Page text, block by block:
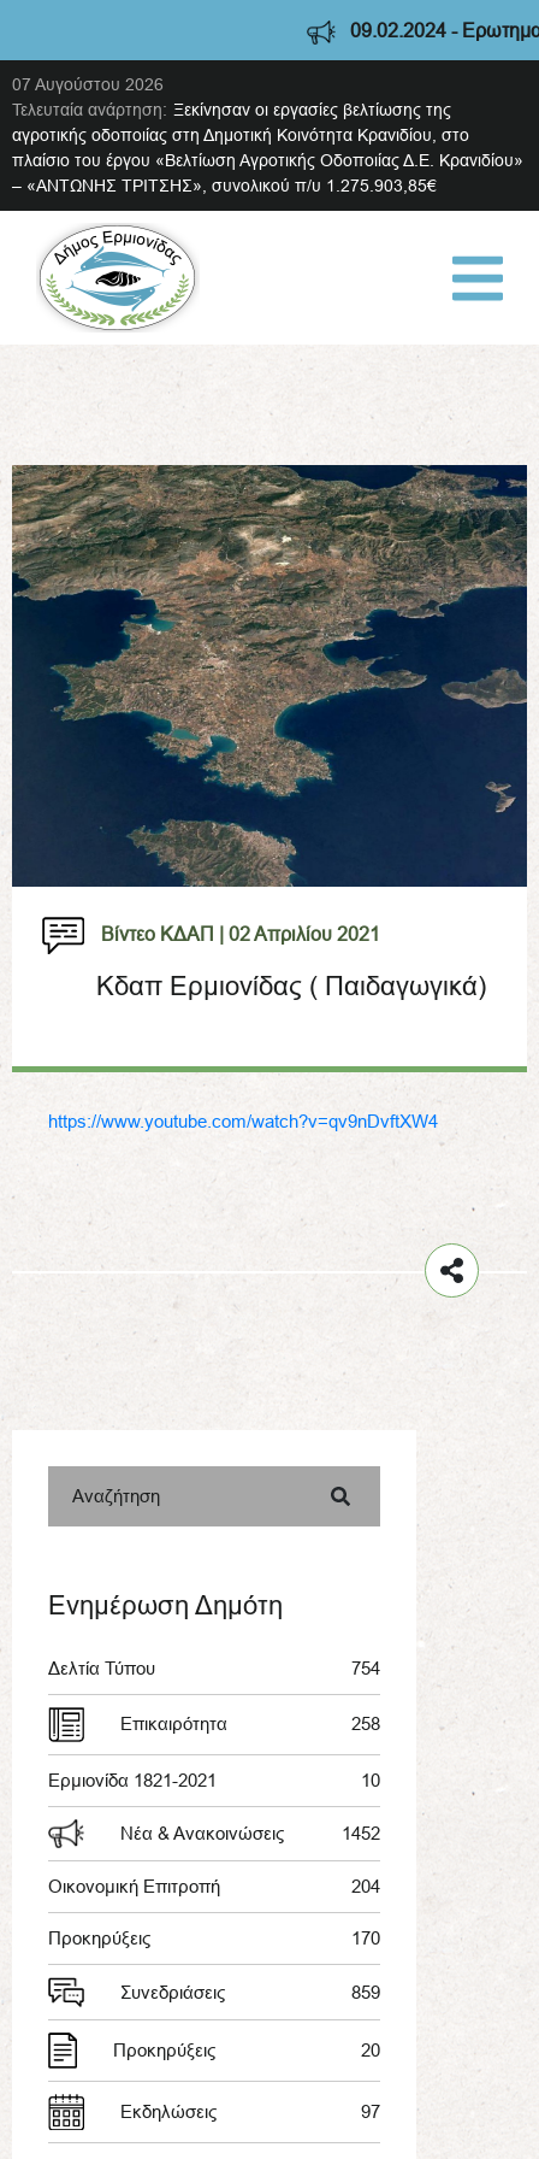
09.02.2024 -
07 Αυγούστου 2026
Τελευταία ανάρτηση: Ξεκίνησαν οι εργασίες βελτίωσης της
αγροτικής οδοποιίας στη Δημοτική Κοινότητα Κρανιδίου, στο
πλαίσιο του έργου «Βελτίωση Αγροτικής Οδοποιίας Δ.Ε. Κρανιδίου»
– «ΑΝΤΩΝΗΣ ΤΡΙΤΣΗΣ», συνολικού π/υ 1.275.903,85€
Βίντεο ΚΔΑΠ | 02 Απριλίου 2021
Κδαπ Ερμιονίδας ( Παιδαγωγικά)
https://www.youtube.com/watch?v=qv9nDvftXW4
Αναζήτηση
Ενημέρωση Δημότη
Δελτία Τύπου 754
Επικαιρότητα 258
Ερμιονίδα 1821-2021 10
Νέα & Ανακοινώσεις 1452
Οικονομική Επιτροπή 204
Προκηρύξεις 170
Συνεδριάσεις 859
Προκηρύξεις 20
Εκδηλώσεις 97